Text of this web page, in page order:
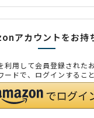
アカウントをお持
用して会員登録されたお
ドで、ログインすること